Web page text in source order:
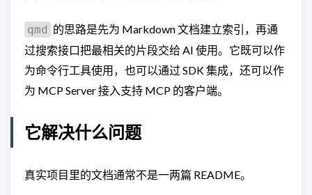
qmd 的思路是先为 Markdown 文档建立索引，再通
过搜索接口把最相关的片段交给 AI 使用。它既可以作
为命令行工具使用，也可以通过 SDK 集成，还可以作
为 MCP Server 接入支持 MCP 的客户端。
它解决什么问题
真实项目里的文档通常不是一两篇 README。